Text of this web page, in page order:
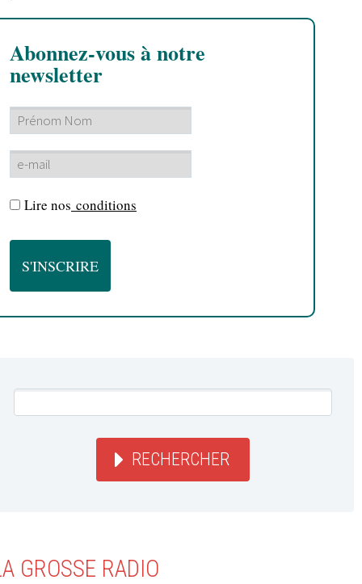
Abonnez-vous à notre
newsletter
Lire nos conditions
RECHERCHER
GROSSE RADIO